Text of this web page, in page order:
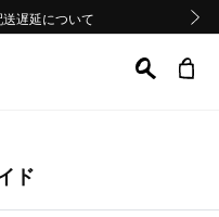
送遅延について
遅延について
送遅延について
ド